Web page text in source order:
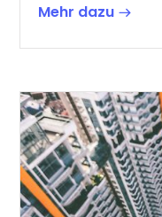
Mehr dazu